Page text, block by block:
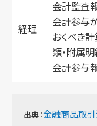
経理
会計監査
会計参与
おくべき
類・附属明
会計参与
出典：金融商品取